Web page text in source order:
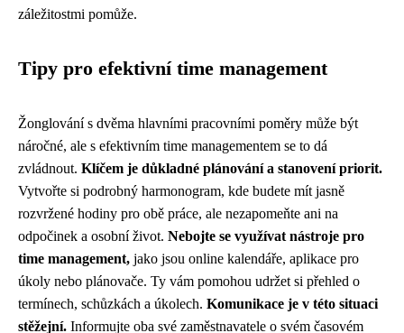
záležitostmi pomůže.
Tipy pro efektivní time management
Žonglování s dvěma hlavními pracovními poměry může být
náročné, ale s efektivním time managementem se to dá
zvládnout. Klíčem je důkladné plánování a stanovení priorit.
Vytvořte si podrobný harmonogram, kde budete mít jasně
rozvržené hodiny pro obě práce, ale nezapomeňte ani na
odpočinek a osobní život. Nebojte se využívat nástroje pro
time management, jako jsou online kalendáře, aplikace pro
úkoly nebo plánovače. Ty vám pomohou udržet si přehled o
termínech, schůzkách a úkolech. Komunikace je v této situaci
stěžejní. Informujte oba své zaměstnavatele o svém časovém